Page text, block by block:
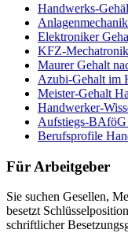
Handwerks-
Elektroniker
KFZ-
Maurer Gehalt
Azubi-Gehalt im
Meister-Gehalt
Handwerker-
Aufstiegs-
Berufsprofile
Für Arbeitgeber
Sie suchen Gesellen,
besetzt
schriftlicher